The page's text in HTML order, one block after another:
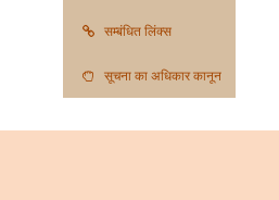
सम्बंधित लिंक्स
सूचना का अधिकार कानून